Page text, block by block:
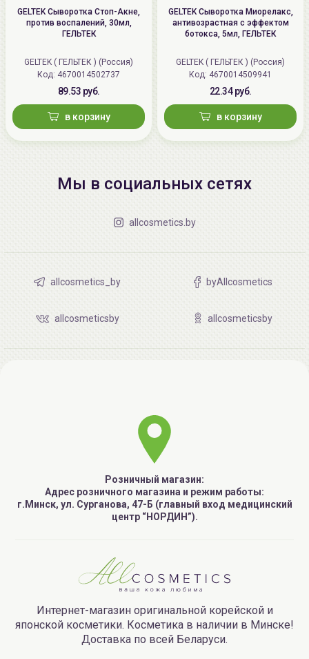
GELTEK Сыворотка Стоп-Акне,
против воспалений, 30мл,
ГЕЛЬТЕК
GELTEK ( ГЕЛЬТЕК ) (Россия)
Код: 4670014502737
89.53 руб.
в корзину
GELTEK Сыворотка Миорелакс,
антивозрастная с эффектом
ботокса, 5мл, ГЕЛЬТЕК
GELTEK ( ГЕЛЬТЕК ) (Россия)
Код: 4670014509941
22.34 руб.
в корзину
Мы в социальных сетях
allcosmetics.by
allcosmetics_by byAllcosmetics
allcosmeticsby allcosmeticsby
Розничный магазин:
Адрес розничного магазина и режим работы:
г.Минск, ул. Сурганова, 47-Б (главный вход медицинский
центр “НОРДИН”).
Интернет-магазин оригинальной корейской и
японской косметики. Косметика в наличии в Минске!
Доставка по всей Беларуси.